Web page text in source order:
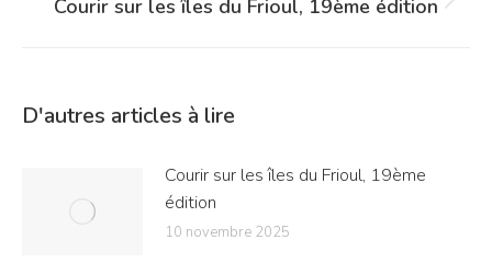
Article
Courir sur les îles du Frioul, 19ème édition
D'autres articles à lire
Courir sur les îles du Frioul, 19ème
édition
10 novembre 2025